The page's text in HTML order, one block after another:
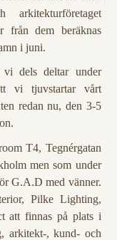
arkitekturföretaget
från dem beräknas
i juni.
vi dels deltar under
vi tjuvstartar vårt
redan nu, den 3-5
T4, Tegnérgatan
men som under
G.A.D med vänner.
Pilke Lighting,
att finnas på plats i
arkitekt-, kund- och